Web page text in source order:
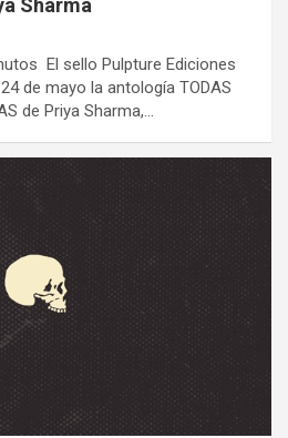
Sharma
El sello Pulpture Ediciones
de mayo la antología TODAS
de Priya Sharma,…